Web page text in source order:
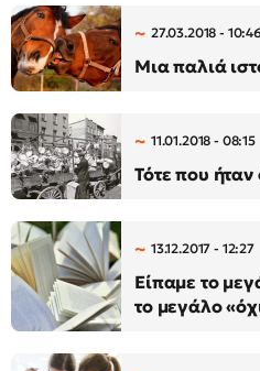
27.03.2018 - 10:46
Μια παλιά
11.01.2018 - 08:15
Τότε που
13.12.2017 - 12:27
Είπαμε το
το μεγάλο